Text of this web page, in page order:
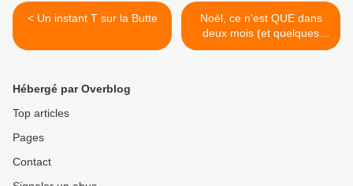
< Un instant T sur la Butte
Noël, ce n'est QUE dans
deux mois (et quelques
jours...) >
Hébergé par Overblog
Top articles
Pages
Contact